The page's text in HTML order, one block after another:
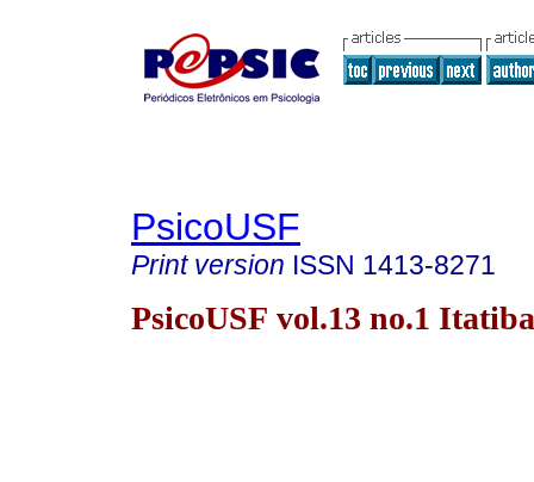
PsicoUSF
Print version ISSN 1413-8271
PsicoUSF vol.13 no.1